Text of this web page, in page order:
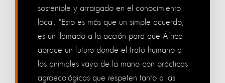
sostenible y arraigado en el conocimiento
local. "Esto es más que un simple acuerdo,
es un llamado a la acción para que África
abrace un futuro donde el trato humano a
los animales vaya de la mano con prácticas
agroecológicas que respeten tanto a las